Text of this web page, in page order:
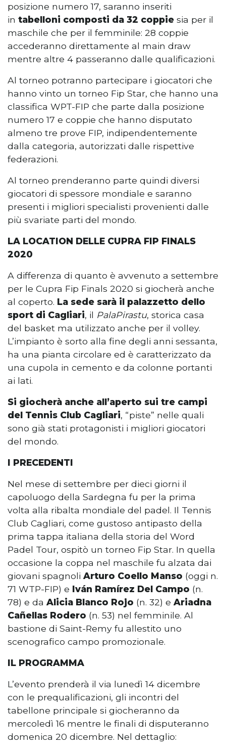
posizione numero 17, saranno inseriti
in tabelloni composti da 32 coppie sia per il
maschile che per il femminile: 28 coppie
accederanno direttamente al main draw
mentre altre 4 passeranno dalle qualificazioni.
Al torneo potranno partecipare i giocatori che
hanno vinto un torneo Fip Star, che hanno una
classifica WPT-FIP che parte dalla posizione
numero 17 e coppie che hanno disputato
almeno tre prove FIP, indipendentemente
dalla categoria, autorizzati dalle rispettive
federazioni.
Al torneo prenderanno parte quindi diversi
giocatori di spessore mondiale e saranno
presenti i migliori specialisti provenienti dalle
più svariate parti del mondo.
LA LOCATION DELLE CUPRA FIP FINALS
2020
A differenza di quanto è avvenuto a settembre
per le Cupra Fip Finals 2020 si giocherà anche
al coperto. La sede sarà il palazzetto dello
sport di Cagliari, il PalaPirastu, storica casa
del basket ma utilizzato anche per il volley.
L’impianto è sorto alla fine degli anni sessanta,
ha una pianta circolare ed è caratterizzato da
una cupola in cemento e da colonne portanti
ai lati.
Si giocherà anche all’aperto sui tre campi
del Tennis Club Cagliari, “piste” nelle quali
sono già stati protagonisti i migliori giocatori
del mondo.
I PRECEDENTI
Nel mese di settembre per dieci giorni il
capoluogo della Sardegna fu per la prima
volta alla ribalta mondiale del padel. Il Tennis
Club Cagliari, come gustoso antipasto della
prima tappa italiana della storia del Word
Padel Tour, ospitò un torneo Fip Star. In quella
occasione la coppa nel maschile fu alzata dai
giovani spagnoli Arturo Coello Manso (oggi n.
71 WTP-FIP) e Iván Ramírez Del Campo (n.
78) e da Alicia Blanco Rojo (n. 32) e Ariadna
Cañellas Rodero (n. 53) nel femminile. Al
bastione di Saint-Remy fu allestito uno
scenografico campo promozionale.
IL PROGRAMMA
L’evento prenderà il via lunedì 14 dicembre
con le prequalificazioni, gli incontri del
tabellone principale si giocheranno da
mercoledì 16 mentre le finali di disputeranno
domenica 20 dicembre. Nel dettaglio: